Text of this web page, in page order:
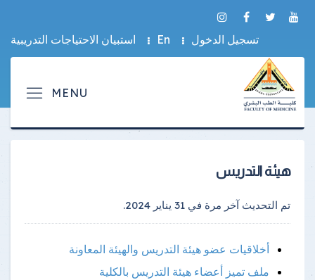
تسجيل الدخول En استبيان الاحتياجات التدريبية
هيئة التدريس
تم التحديث آخر مرة في 31 يناير 2024 .
أخلاقيات عضو هيئة التدريس والهيئة المعاونة
ملف تميز أعضاء هيئة التدريس بالكلية